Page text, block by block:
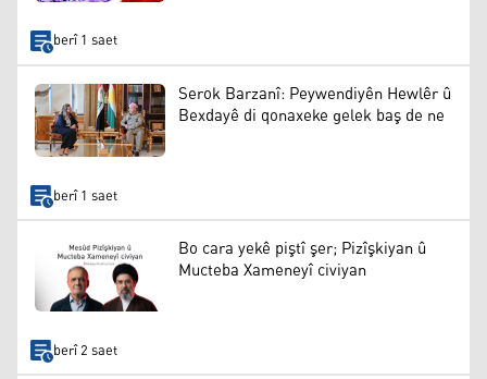
berî 1 saet
Serok Barzanî: Peywendiyên Hewlêr û
Bexdayê di qonaxeke gelek baş de ne
berî 1 saet
Bo cara yekê piştî şer; Pizîşkiyan û
Mucteba Xameneyî civiyan
berî 2 saet